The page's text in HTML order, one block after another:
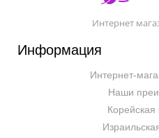
Интернет
Информация
Интернет-
Наши
Корейская